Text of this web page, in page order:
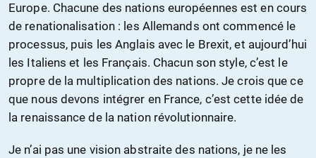
Europe. Chacune des nations européennes est en cours
de renationalisation : les Allemands ont commencé le
processus, puis les Anglais avec le Brexit, et aujourd’hui
les Italiens et les Français. Chacun son style, c’est le
propre de la multiplication des nations. Je crois que ce
que nous devons intégrer en France, c’est cette idée de
la renaissance de la nation révolutionnaire.
Je n’ai pas une vision abstraite des nations, je ne les